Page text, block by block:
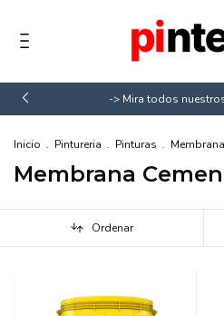
-> Mira todos
Inicio . Pintureria . Pinturas .
Membrana
Ordenar